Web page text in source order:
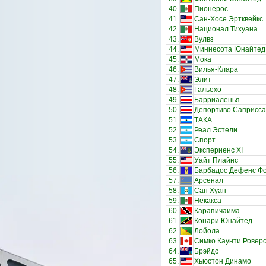
40.
Пионерос
41.
Сан-Хосе Эртквейкс
42.
Национал Тихуана
43.
Вулвз
44.
Миннесота Юнайтед
45.
Мока
46.
Вилья-Клара
47.
Элит
48.
Гальехо
49.
Барриаленья
50.
Депортиво Саприсса
51.
ТАКА
52.
Реал Эстели
53.
Спорт
54.
Экспериенс XI
55.
Уайт Плайнс
56.
Барбадос Дефенс
57.
Арсенал
58.
Сан Хуан
59.
Некакса
60.
Карапичаима
61.
Конари Юнайтед
62.
Лойола
63.
Симко Каунти Роверс
64.
Брэйдс
65.
Хьюстон Динамо